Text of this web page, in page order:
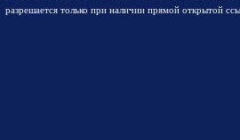
разрешается только при наличии прямой открытой